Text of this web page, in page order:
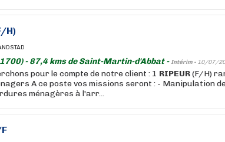
H)
- 87,4 kms de Saint-Martin-d'Abbat -Intérim - 10/07/
pour le compte de notre client : 1 RIPEUR(F/H)
A ce poste vos missions seront : - Manipulation
ménagères à l'arr...